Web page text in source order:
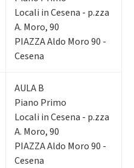
Locali in Cesena - p.zza
A. Moro, 90
PIAZZA Aldo Moro 90 -
Cesena
AULA B
Piano Primo
Locali in Cesena - p.zza
A. Moro, 90
PIAZZA Aldo Moro 90 -
Cesena